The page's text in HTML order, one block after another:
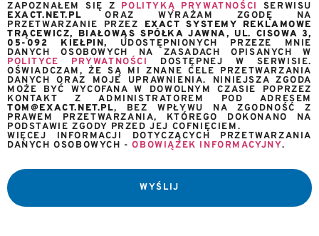
ZAPOZNAŁEM SIĘ Z POLITYKĄ PRYWATNOŚCI
SERWISU
EXACT.NET.PL ORAZ WYRAŻAM ZGODĘ NA
PRZETWARZANIE PRZEZ EXACT SYSTEMY REKLAMOWE
TRĄCEWICZ, BIAŁOWĄS SPÓŁKA JAWNA, UL. CISOWA 3,
05-092 KIEŁPIN, UDOSTĘPNIONYCH PRZEZE MNIE
DANYCH OSOBOWYCH NA ZASADACH OPISANYCH W
POLITYCE PRYWATNOŚCI
DOSTĘPNEJ W SERWISIE.
OŚWIADCZAM, ŻE SĄ MI ZNANE CELE PRZETWARZANIA
DANYCH ORAZ MOJE UPRAWNIENIA. NINIEJSZA ZGODA
MOŻE BYĆ WYCOFANA W DOWOLNYM CZASIE POPRZEZ
KONTAKT Z ADMINISTRATOREM POD ADRESEM
TOM@EXACT.NET.PL, BEZ WPŁYWU NA ZGODNOŚĆ Z
PRAWEM PRZETWARZANIA, KTÓREGO DOKONANO NA
PODSTAWIE ZGODY PRZED JEJ COFNIĘCIEM.
WIĘCEJ INFORMACJI DOTYCZĄCYCH PRZETWARZANIA
DANYCH OSOBOWYCH -OBOWIĄZEK INFORMACYJNY.
WYŚLIJ